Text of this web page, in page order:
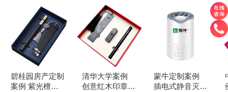
碧桂园房产定制
案例 紫光檀书
清华大学案例
创意红木印章
蒙牛定制案例
插电式静音灭蚊
例